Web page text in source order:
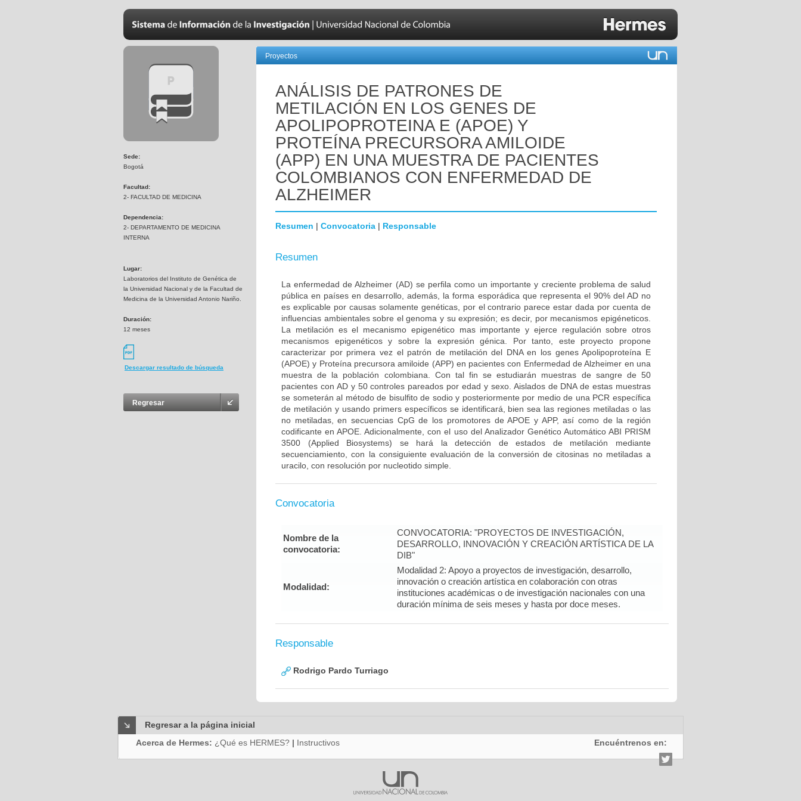
Sede:
Bogotá
Facultad:
2- FACULTAD DE MEDICINA
Dependencia:
2- DEPARTAMENTO DE MEDICINA
INTERNA
Lugar:
Laboratorios del Instituto de Genética de
la Universidad Nacional y de la Facultad de
Medicina de la Universidad Antonio Nariño.
Duración:
12 meses
Descargar resultado de búsqueda
Regresar
Proyectos
ANÁLISIS DE PATRONES DE
METILACIÓN EN LOS GENES DE
APOLIPOPROTEINA E (APOE) Y
PROTEÍNA PRECURSORA AMILOIDE
(APP) EN UNA MUESTRA DE PACIENTES
COLOMBIANOS CON ENFERMEDAD DE
ALZHEIMER
Resumen | Convocatoria | Responsable
Resumen
La enfermedad de Alzheimer (AD) se perfila como un importante y creciente problema de salud
pública en países en desarrollo, además, la forma esporádica que representa el 90% del AD no
es explicable por causas solamente genéticas, por el contrario parece estar dada por cuenta de
influencias ambientales sobre el genoma y su expresión; es decir, por mecanismos epigéneticos.
La metilación es el mecanismo epigenético mas importante y ejerce regulación sobre otros
mecanismos epigenéticos y sobre la expresión génica. Por tanto, este proyecto propone
caracterizar por primera vez el patrón de metilación del DNA en los genes Apolipoproteína E
(APOE) y Proteína precursora amiloide (APP) en pacientes con Enfermedad de Alzheimer en una
muestra de la población colombiana. Con tal fin se estudiarán muestras de sangre de 50
pacientes con AD y 50 controles pareados por edad y sexo. Aislados de DNA de estas muestras
se someterán al método de bisulfito de sodio y posteriormente por medio de una PCR específica
de metilación y usando primers específicos se identificará, bien sea las regiones metiladas o las
no metiladas, en secuencias CpG de los promotores de APOE y APP, así como de la región
codificante en APOE. Adicionalmente, con el uso del Analizador Genético Automático ABI PRISM
3500 (Applied Biosystems) se hará la detección de estados de metilación mediante
secuenciamiento, con la consiguiente evaluación de la conversión de citosinas no metiladas a
uracilo, con resolución por nucleotido simple.
Convocatoria
Nombre de la
convocatoria:
CONVOCATORIA: "PROYECTOS DE INVESTIGACIÓN,
DESARROLLO, INNOVACIÓN Y CREACIÓN ARTÍSTICA DE LA
DIB"
Modalidad:
Modalidad 2: Apoyo a proyectos de investigación, desarrollo,
innovación o creación artística en colaboración con otras
instituciones académicas o de investigación nacionales con una
duración mínima de seis meses y hasta por doce meses.
Responsable
Rodrigo Pardo Turriago
Regresar a la página inicial
Acerca de Hermes: ¿Qué es HERMES? | Instructivos Encuéntrenos en: